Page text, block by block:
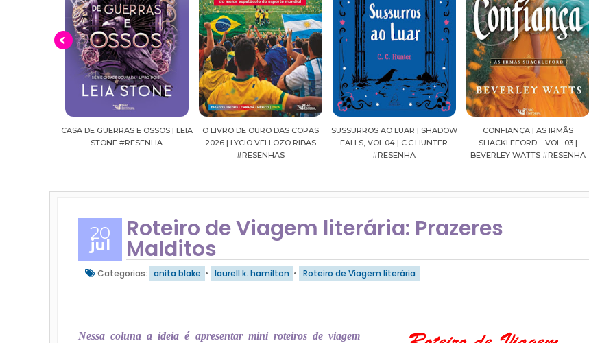
O LIVRO DE OURO DAS COPAS
2026 | LYCIO VELLOZO RIBAS
SUSSURROS AO LUAR | SHADOW
FALLS, VOL.04 | C.C.HUNTER
#RESENHA
CONFIANÇA | AS IRMÃS
SHACKLEFORD – VOL. 03 |
BEVERLEY WATTS #RESENHA
DIÁRIOS DE UMA APOTECÁRIA |
MANGÁ, VOL.04 | NATSU HYUUGA
20
jul
Roteiro de Viagem literária: Prazeres
Malditos
Categorias: anita blake • laurell k. hamilton • Roteiro de Viagem literária
Nessa coluna a ideia é apresentar mini roteiros de viagem